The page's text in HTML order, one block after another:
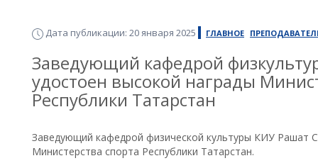
Дата публикации: 20 января 2025 ГЛАВНОЕ
Заведующий кафедрой
удостоен высокой награды
Республики Татарстан
Заведующий кафедрой физической культуры КИУ Рашат
Министерства спорта Республики Татарстан.